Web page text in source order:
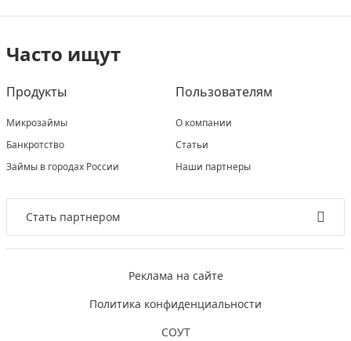
Часто ищут
Продукты
Микрозаймы
Банкротство
Займы в городах России
Пользователям
О компании
Статьи
Наши партнеры
Стать партнером
Реклама на сайте
Политика конфиденциальности
СОУТ